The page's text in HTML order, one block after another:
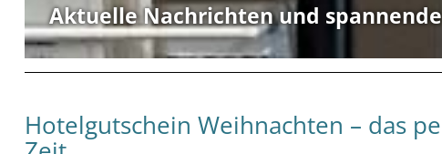
Aktuelle Nachrichten und
Hotelgutschein Weihnachten – das